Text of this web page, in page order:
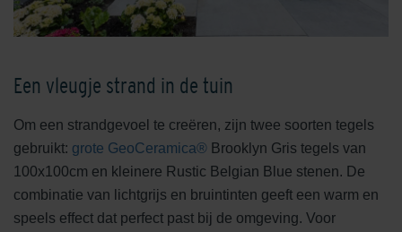
Een vleugje strand in de tuin
Om een strandgevoel te creëren, zijn twee soorten tegels
gebruikt: grote GeoCeramica® Brooklyn Gris tegels van
100x100cm en kleinere Rustic Belgian Blue stenen. De
combinatie van lichtgrijs en bruintinten geeft een warm en
speels effect dat perfect past bij de omgeving. Voor